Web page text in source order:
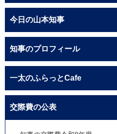
今日の山本知事
知事のプロフィール
一太のふらっとCafe
交際費の公表